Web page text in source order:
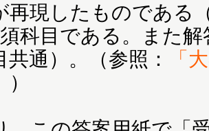
再現したものである
科目である。また
共通）。（参照：
「
）